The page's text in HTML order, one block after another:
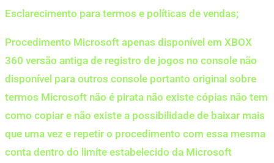
Esclarecimento para termos e políticas de vendas;
Procedimento Microsoft apenas disponível em XBOX
360 versão antiga de registro de jogos no console não
disponível para outros console portanto original sobre
termos Microsoft não é pirata não existe cópias não tem
como copiar e não existe a possibilidade de baixar mais
que uma vez e repetir o procedimento com essa mesma
conta dentro do limite estabelecido da Microsoft